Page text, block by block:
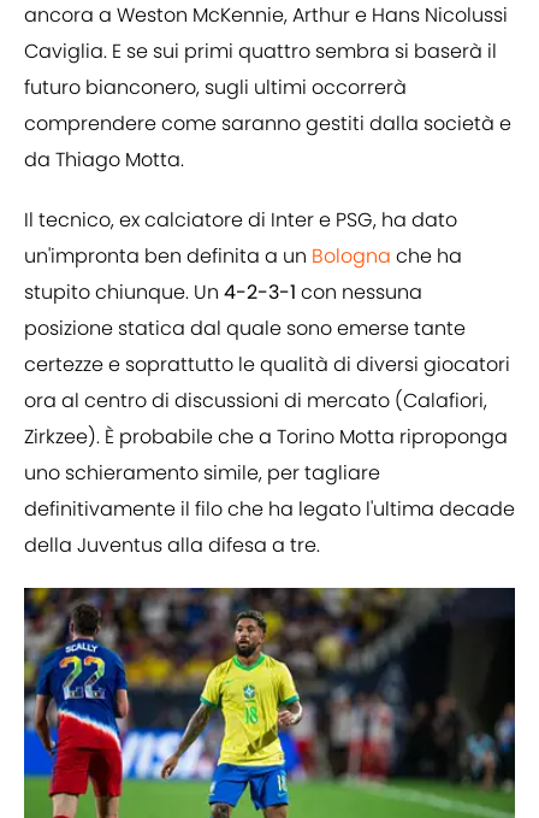
ancora a Weston McKennie, Arthur e Hans Nicolussi
Caviglia. E se sui primi quattro sembra si baserà il
futuro bianconero, sugli ultimi occorrerà
comprendere come saranno gestiti dalla società e
da Thiago Motta.
Il tecnico, ex calciatore di Inter e PSG, ha dato
un'impronta ben definita a un Bologna che ha
stupito chiunque. Un 4-2-3-1 con nessuna
posizione statica dal quale sono emerse tante
certezze e soprattutto le qualità di diversi giocatori
ora al centro di discussioni di mercato (Calafiori,
Zirkzee). È probabile che a Torino Motta riproponga
uno schieramento simile, per tagliare
definitivamente il filo che ha legato l'ultima decade
della Juventus alla difesa a tre.